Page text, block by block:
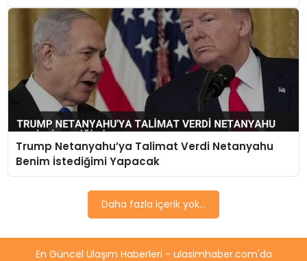
Trump Netanyahu’ya Talimat Verdi Netanyahu
Benim İstediğimi Yapacak
Daha fazla içerik yok...
En Güncel Ulaşım Haberleri - ulasimhaber.com'da